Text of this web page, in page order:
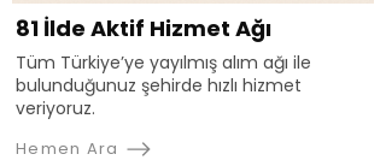
81 İlde Aktif Hizmet Ağı
Tüm Türkiye’ye yayılmış alım ağı ile
bulunduğunuz şehirde hızlı hizmet
veriyoruz.
Hemen Ara